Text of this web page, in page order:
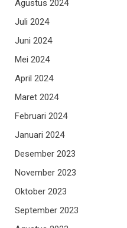
Agustus 2024
Juli 2024
Juni 2024
Mei 2024
April 2024
Maret 2024
Februari 2024
Januari 2024
Desember 2023
November 2023
Oktober 2023
September 2023